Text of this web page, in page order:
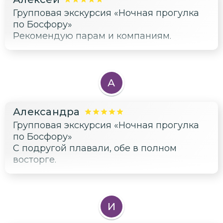
фоне ночного Босфора — лучшие в моей
коллекции. Обязательно повторю.
Групповая экскурсия «Ночная прогулка
по Босфору»
Рекомендую парам и компаниям.
А
Александра
Групповая экскурсия «Ночная прогулка
по Босфору»
С подругой плавали, обе в полном
восторге.
И